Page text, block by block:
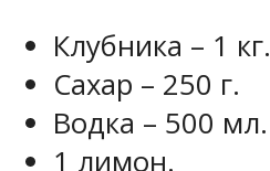
Клубника – 1 кг.
Сахар – 250 г.
Водка – 500 мл.
1 лимон.